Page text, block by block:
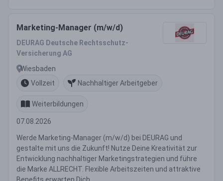
Marketing-Manager (m/w/d)
DEURAG Deutsche Rechtsschutz-
Versicherung AG
Wiesbaden
Vollzeit
Nachhaltiger Arbeitgeber
Weiterbildungen
07.08.2026
Werde Marketing-Manager (m/w/d) bei DEURAG und
gestalte mit uns die Zukunft! Nutze Deine Kreativität zur
Entwicklung nachhaltiger Marketingstrategien und führe
die Marke ALLRECHT. Flexible Arbeitszeiten und attraktive